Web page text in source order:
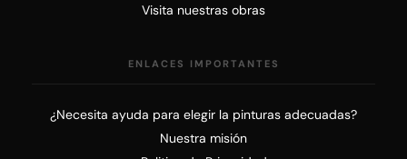
Visita nuestras obras
ENLACES IMPORTANTES
¿Necesita ayuda para elegir la pinturas adecuadas?
Nuestra misión